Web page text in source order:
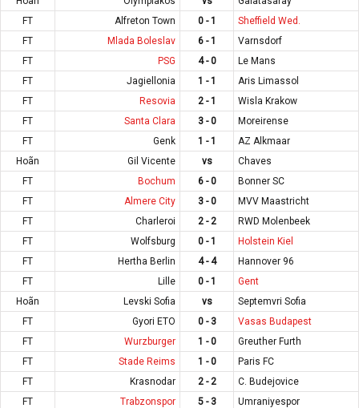
FT
Alfreton Town 0 - 1
Sheffield Wed.
FT
Mlada Boleslav 6 - 1
Varnsdorf
FT
PSG 4 - 0
Le Mans
FT
Jagiellonia 1 - 1
Aris Limassol
FT
Resovia 2 - 1
Wisla Krakow
FT
Santa Clara 3 - 0
Moreirense
FT
Genk 1 - 1
AZ Alkmaar
Hoãn
Gil Vicente vs
Chaves
FT
Bochum 6 - 0
Bonner SC
FT
Almere City 3 - 0
MVV Maastricht
FT
Charleroi 2 - 2
RWD Molenbeek
FT
Wolfsburg 0 - 1
Holstein Kiel
FT
Hertha Berlin 4 - 4
Hannover 96
FT
Lille 0 - 1
Gent
Hoãn
Levski Sofia vs
Septemvri Sofia
FT
Gyori ETO 0 - 3
Vasas Budapest
FT
Wurzburger 1 - 0
Greuther Furth
FT
Stade Reims 1 - 0
Paris FC
FT
Krasnodar 2 - 2
C. Budejovice
FT
Trabzonspor 5 - 3
Umraniyespor